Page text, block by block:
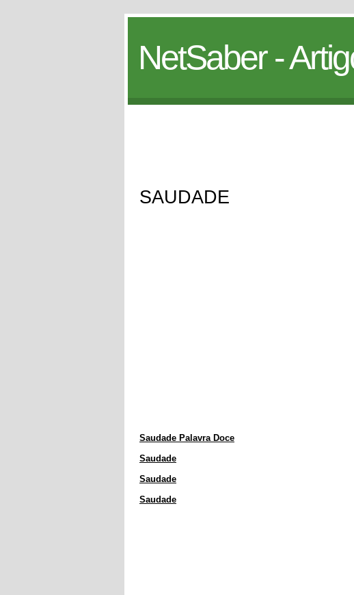
NetSaber -
SAUDADE
Saudade Palavra Doce
Saudade
Saudade
Saudade